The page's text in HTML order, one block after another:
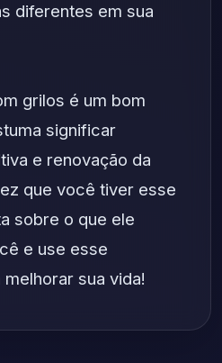
diferentes em sua
grilos é um bom
significar
e renovação da
que você tiver esse
sobre o que ele
e use esse
sua vida!